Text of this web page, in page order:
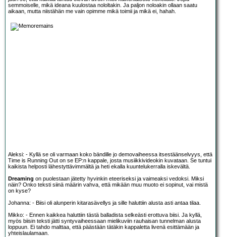
semmoiselle, mikä ideana kuulostaa nololtakin. Ja paljon noloakin ollaan saatu
aikaan, mutta niistähän me vain opimme mikä toimii ja mikä ei, hahah.
Aleksi: - Kyllä se oli varmaan koko bändille jo demovaiheessa itsestäänselvyys, että
Time is Running Out on se EP:n kappale, josta musiikkivideokin kuvataan. Se tuntui
kaikista helposti lähestyttävimmältä ja heti ekalla kuuntelukerralla iskevältä.
Dreaming on puolestaan jätetty hyvinkin eteeriseksi ja vaimeaksi vedoksi. Miksi
näin? Onko teksti siinä määrin vahva, että mikään muu muoto ei sopinut, vai mistä
on kyse?
Johanna: - Biisi oli alunperin kitarasävellys ja sille haluttiin alusta asti antaa tilaa.
Mikko: - Ennen kaikkea haluttiin tästä balladista selkeästi erottuva biisi. Ja kyllä,
myös biisin teksti jätti syntyvaiheessaan mielikuviin rauhaisan tunnelman alusta
loppuun. Ei tahdo malttaa, että päästään tätäkin kappaletta livenä esittämään ja
yhteislaulamaan.